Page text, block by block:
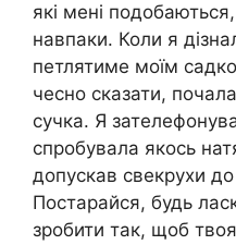
які мені
навпаки. Коли я
петлятиме моїм
чесно сказати,
сучка. Я
спробувала якось
допускав свекрухи
Постарайся, будь
зробити так, щоб